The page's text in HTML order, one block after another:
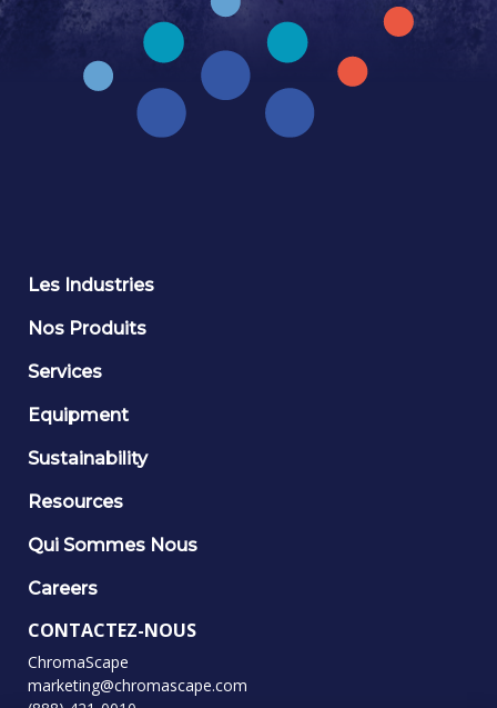
Les Industries
Nos Produits
Services
Equipment
Sustainability
Resources
Qui Sommes Nous
Careers
CONTACTEZ-NOUS
ChromaScape
marketing@chromascape.com